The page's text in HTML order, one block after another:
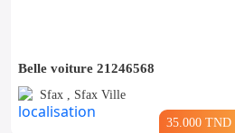
Belle voiture 21246568
Sfax , Sfax Ville
35.000 TND